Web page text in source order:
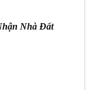
Nhà Đất